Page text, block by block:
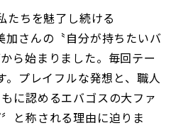
たちを魅了し続ける
加さんの〝自分が持ちたいバ
ら始まりました。毎回テー
プレイフルな発想と、職人
に認めるエバゴスの大ファ
と称される理由に迫りま